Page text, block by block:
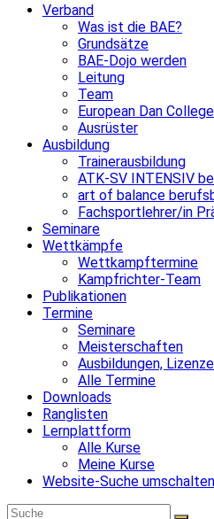
Verband
Was ist die BAE?
Grundsätze
BAE-Dojo werden
Leitung
Team
European Dan College
Ausrüster
Ausbildung
Trainerausbildung
ATK-SV INTENSIV
art of balance
Fachsportlehrer/in
Seminare
Wettkämpfe
Wettkampftermine
Kampfrichter-Team
Publikationen
Termine
Seminare
Meisterschaften
Ausbildungen,
Alle Termine
Downloads
Ranglisten
Lernplattform
Alle Kurse
Meine Kurse
Website-Suche umschalten